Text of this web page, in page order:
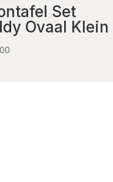
Set
Ovaal Klein